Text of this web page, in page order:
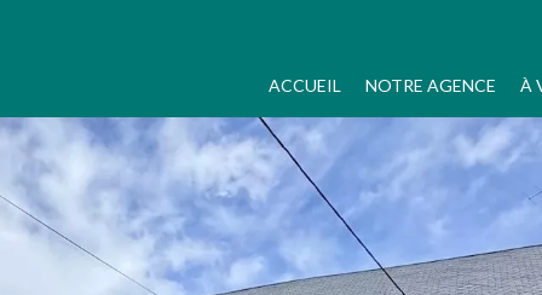
ACCUEIL NOTRE AGENCE À